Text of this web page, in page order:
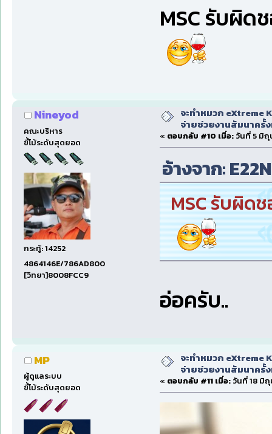
MSC รับผิด
Nineyod
คณะบริหาร
ขี้โม้ระดับสุดยอด
กระทู้: 14252
4864146E/786AD800
[วิทยา]8008FCC9
จะทำหมวก eXtreme
จ่ายช่วยงานสัมนาครั้
« ตอบกลับ #10 เมื่อ: วันที่ 5 มิถุ
อ้างจาก:
MSC รับผิด
อ่อครับ..
MP
ผู้ดูแลระบบ
ขี้โม้ระดับสุดยอด
จะทำหมวก eXtreme
จ่ายช่วยงานสัมนาครั้
« ตอบกลับ #11 เมื่อ: วันที่ 18 มิ